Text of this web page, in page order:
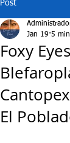
Post
Foxy
El
Jan 19 5